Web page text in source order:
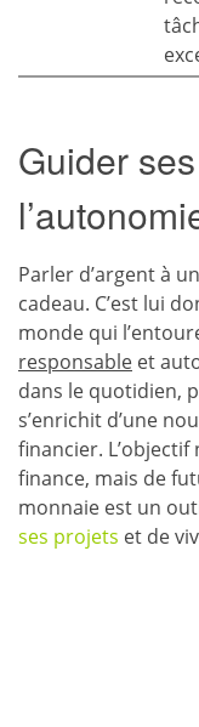
Guider
Parler d’argent à
cadeau. C’est lui
monde qui
responsable et
dans le quotidien,
s’enrichit d’une
financier.
finance, mais de
monnaie est un
ses projets et de